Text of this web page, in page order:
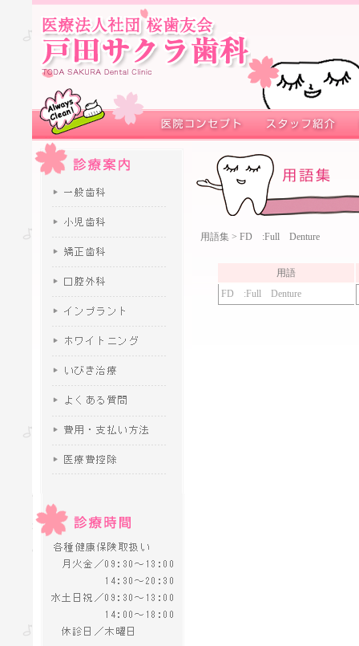
用語集 > FD :Full Denture
用語
FD :Full Denture